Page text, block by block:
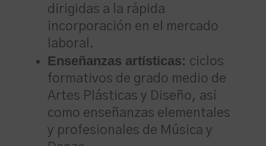
dirigidas a la rápida
incorporación en el mercado
laboral.
Enseñanzas artísticas: ciclos
formativos de grado medio de
Artes Plásticas y Diseño, así
como enseñanzas elementales
y profesionales de Música y